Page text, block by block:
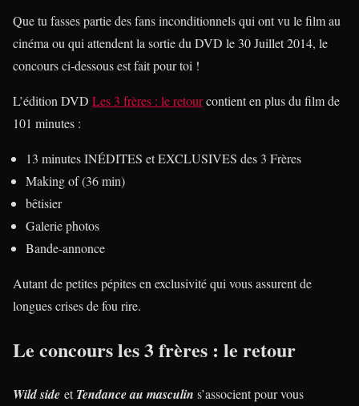
Que tu fasses partie des fans inconditionnels qui ont vu le film au
cinéma ou qui attendent la sortie du DVD le 30 Juillet 2014, le
concours ci-dessous est fait pour toi !
L’édition DVD Les 3 frères : le retourcontient en plus du film de
101 minutes :
13 minutes INÉDITES et EXCLUSIVES des 3 Frères
Making of (36 min)
bêtisier
Galerie photos
Bande-annonce
Autant de petites pépites en exclusivité qui vous assurent de
longues crises de fou rire.
Le concours les 3 frères : le retour
Wild side etTendance au masculin s’associent pour vous